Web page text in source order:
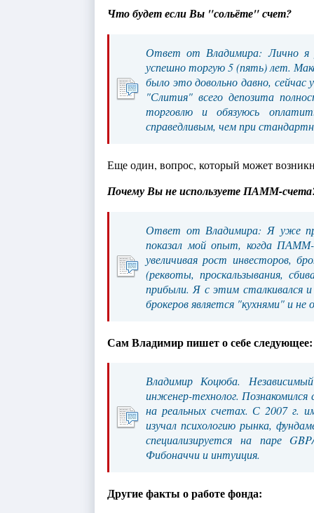
Что будет если Вы "сольёте" счет?
Ответ от Владимира: Лично я
успешно торгую 5 (пять) лет.
было это довольно давно, сейчас
"Слития" всего депозита
торговлю и обязуюсь
справедливым, чем при
Еще один, вопрос, который может
Почему Вы не используете ПАММ-
Ответ от Владимира: Я уже
показал мой опыт, когда ПАММ-
увеличивая рост инвесторов,
(реквоты, проскальзывания,
прибыли. Я с этим сталкивался
брокеров является "кухнями" и
Сам Владимир пишет о себе следующее:
Владимир Коцюба.
инженер-технолог.
на реальных счетах. С 2007 г.
изучал психологию рынка,
специализируется на паре
Фибоначчи и интуиция.
Другие факты о работе фонда: